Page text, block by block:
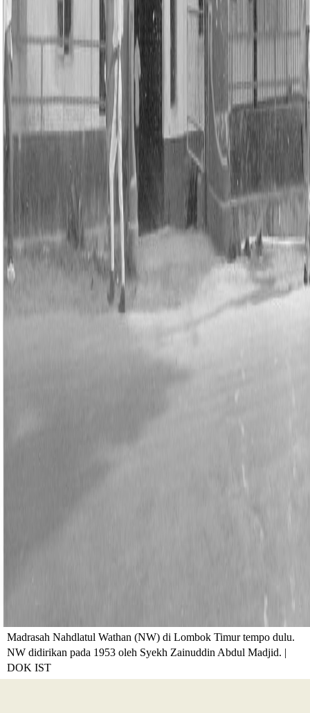
Madrasah Nahdlatul Wathan (NW) di Lombok Timur tempo dulu.
NW didirikan pada 1953 oleh Syekh Zainuddin Abdul Madjid. |
DOK IST